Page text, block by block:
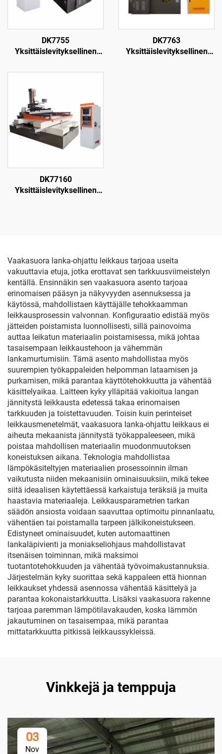
DK7755
Yksittäislevityksellinen
DK7763
Yksittäislevityksellinen
DK77160
Yksittäislevityksellinen
Vaakasuora lanka-ohjattu leikkaus tarjoaa useita
vakuuttavia etuja, jotka erottavat sen tarkkuusviimeistelyn
kentällä. Ensinnäkin sen vaakasuora asento tarjoaa
erinomaisen pääsyn ja näkyvyyden asennuksessa ja
käytössä, mahdollistaen käyttäjälle tehokkaamman
leikkausprosessin valvonnan. Konfiguraatio edistää myös
jätteiden poistamista luonnollisesti, sillä painovoima
auttaa leikatun materiaalin poistamisessa, mikä johtaa
tasaisempaan leikkaustehoon ja vähemmän
lankamurtumisiin. Tämä asento mahdollistaa myös
suurempien työkappaleiden helpomman lataamisen ja
purkamisen, mikä parantaa käyttötehokkuutta ja vähentää
käsittelyaikaa. Laitteen kyky ylläpitää vakioitua langan
jännitystä leikkausta edetessä takaa erinomaisen
tarkkuuden ja toistettavuuden. Toisin kuin perinteiset
leikkausmenetelmät, vaakasuora lanka-ohjattu leikkaus ei
aiheuta mekaanista jännitystä työkappaleeseen, mikä
poistaa mahdollisen materiaalin muodonmuutoksen
koneistuksen aikana. Teknologia mahdollistaa
lämpökäsiteltyjen materiaalien prosessoinnin ilman
vaikutusta niiden mekaanisiin ominaisuuksiin, mikä tekee
siitä ideaalisen käytettäessä karkaistuja teräksiä ja muita
haastavia materiaaleja. Leikkausparametrien tarkan
säädön ansiosta voidaan saavuttaa optimoitu pinnanlaatu,
vähentäen tai poistamalla tarpeen jälkikoneistukseen.
Edistyneet ominaisuudet, kuten automaattinen
lankaläpivienti ja moniakseliohjaus mahdollistavat
itsenäisen toiminnan, mikä maksimoi
tuotantotehokkuuden ja vähentää työvoimakustannuksia.
Järjestelmän kyky suorittaa sekä kappaleen että hionnan
leikkaukset yhdessä asennossa vähentää käsittelyä ja
parantaa kokonaistarkkuutta. Lisäksi vaakasuora rakenne
tarjoaa paremman lämpötilavakauden, koska lämmön
jakautuminen on tasaisempaa, mikä parantaa
mittatarkkuutta pitkissä leikkaussykleissä.
Vinkkejä ja temppuja
03
Nov